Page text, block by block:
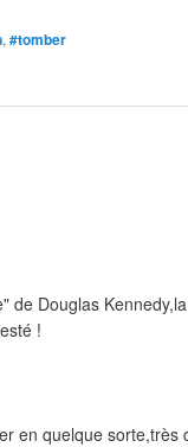
, #tomber
de Douglas
!
en quelque sorte,très